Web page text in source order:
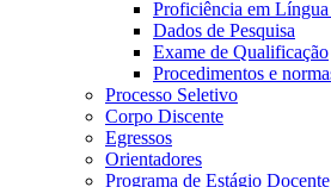
Proficiência em Língua
Dados de Pesquisa
Exame de Qualificação
Procedimentos e
Processo Seletivo
Corpo Discente
Egressos
Orientadores
Programa de Estágio Docente